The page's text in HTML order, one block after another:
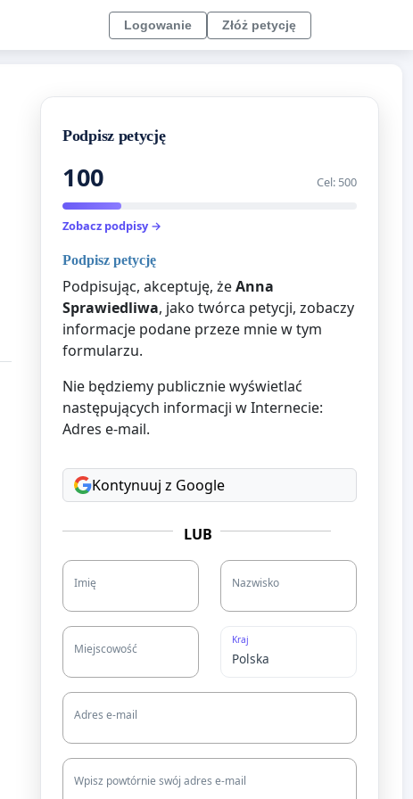
Logowanie Złóż petycję
Podpisz petycję
100 Cel: 500
Zobacz podpisy →
Podpisz petycję
Podpisując, akceptuję, żeAnna
Sprawiedliwa, jako twórca petycji, zobaczy
informacje podane przeze mnie w tym
formularzu.
Nie będziemy publicznie wyświetlać
następujących informacji w Internecie:
Adres e-mail.
Kontynuuj z Google
LUB
Imię Nazwisko
Miejscowość
Kraj
Adres e-mail
Wpisz powtórnie swój adres e-mail